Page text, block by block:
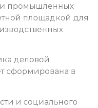
промышленных
площадкой для
деловой
сформирована в
и социального